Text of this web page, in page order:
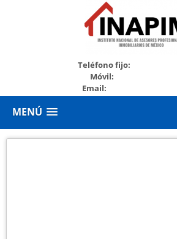
Teléfono fijo:
Móvil: +529994536141
Email:
MENÚ